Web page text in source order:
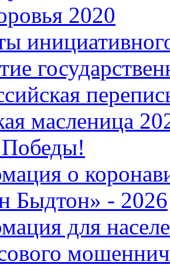
2020
масленица
Победы!
о
Быдтон» - 2026
для